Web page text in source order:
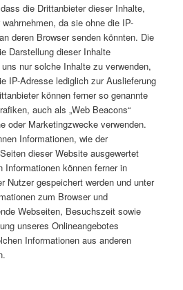
die Drittanbieter dieser Inhalte,
da sie ohne die IP-
deren Browser senden könnten. Die
Darstellung dieser Inhalte
nur solche Inhalte zu verwenden,
IP-Adresse lediglich zur Auslieferung
können ferner so genannte
auch als „Web Beacons“
oder Marketingzwecke verwenden.
Informationen, wie der
dieser Website ausgewertet
Informationen können ferner in
Nutzer gespeichert werden und unter
zum Browser und
Webseiten, Besuchszeit sowie
unseres Onlineangebotes
Informationen aus anderen